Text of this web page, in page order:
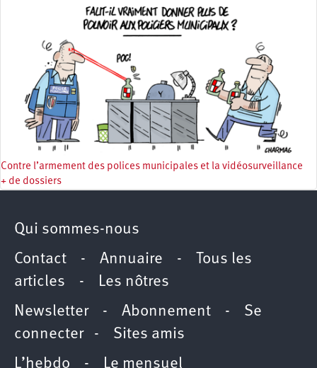
Contre l’armement des polices municipales et la vidéosurveillance
+ de dossiers
Qui sommes-nous
Contact - Annuaire -
Tous les
articles - Les nôtres
Newsletter- Abonnement - Se
connecter- Sites amis
L’hebdo - Le mensuel